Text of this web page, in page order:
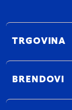
TRGOVINA
BRENDOVI